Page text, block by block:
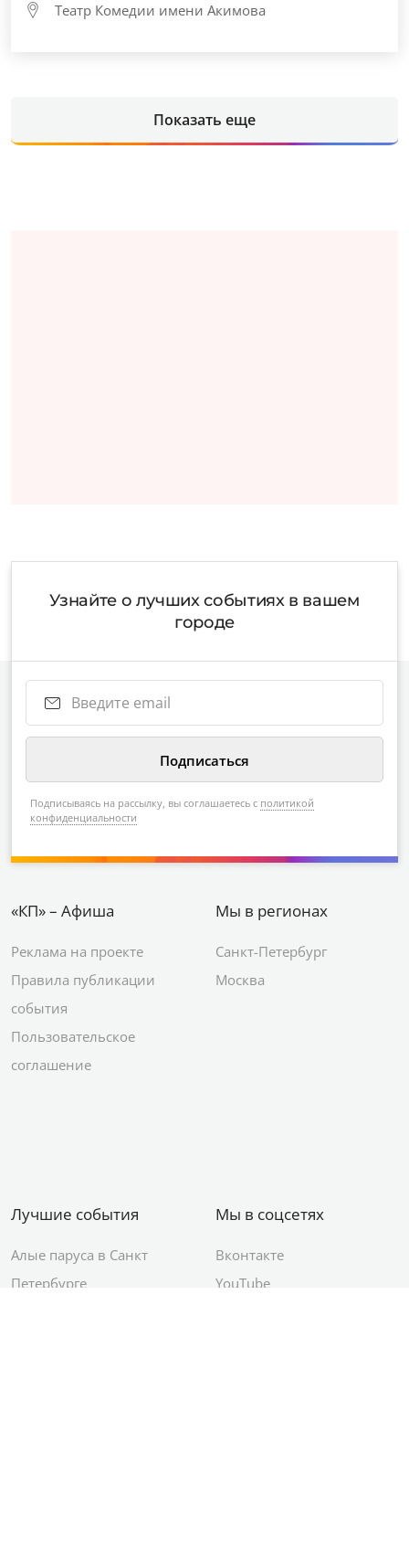
Театр Комедии имени Акимова
Показать еще
Узнайте о лучших событиях в вашем
городе
Подписываясь на рассылку, вы соглашаетесь с политикой
конфиденциальности
«КП» – Афиша
Реклама на проекте
Правила публикации
события
Пользовательское
соглашение
Мы в регионах
Санкт-Петербург
Москва
Лучшие события
Алые паруса в Санкт
Петербурге
Мы в соцсетях
Вконтакте
YouTube